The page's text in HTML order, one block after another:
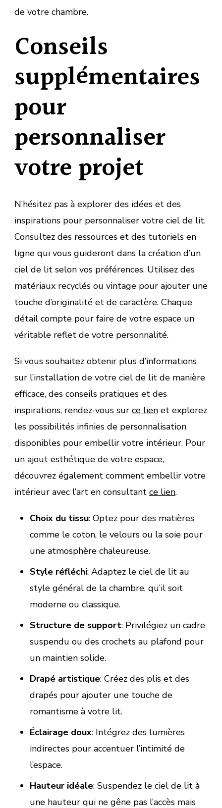
de votre chambre.
Conseils
supplémentaires
pour
personnaliser
votre projet
N’hésitez pas à explorer des idées et des
inspirations pour personnaliser votre ciel de lit.
Consultez des ressources et des tutoriels en
ligne qui vous guideront dans la création d’un
ciel de lit selon vos préférences. Utilisez des
matériaux recyclés ou vintage pour ajouter une
touche d’originalité et de caractère. Chaque
détail compte pour faire de votre espace un
véritable reflet de votre personnalité.
Si vous souhaitez obtenir plus d’informations
sur l’installation de votre ciel de lit de manière
efficace, des conseils pratiques et des
inspirations, rendez-vous sur ce lien et explorez
les possibilités infinies de personnalisation
disponibles pour embellir votre intérieur. Pour
un ajout esthétique de votre espace,
découvrez également comment embellir votre
intérieur avec l’art en consultant ce lien.
Choix du tissu: Optez pour des matières
comme le coton, le velours ou la soie pour
une atmosphère chaleureuse.
Style réfléchi: Adaptez le ciel de lit au
style général de la chambre, qu’il soit
moderne ou classique.
Structure de support: Privilégiez un cadre
suspendu ou des crochets au plafond pour
un maintien solide.
Drapé artistique: Créez des plis et des
drapés pour ajouter une touche de
romantisme à votre lit.
Éclairage doux: Intégrez des lumières
indirectes pour accentuer l’intimité de
l’espace.
Hauteur idéale: Suspendez le ciel de lit à
une hauteur qui ne gêne pas l’accès mais